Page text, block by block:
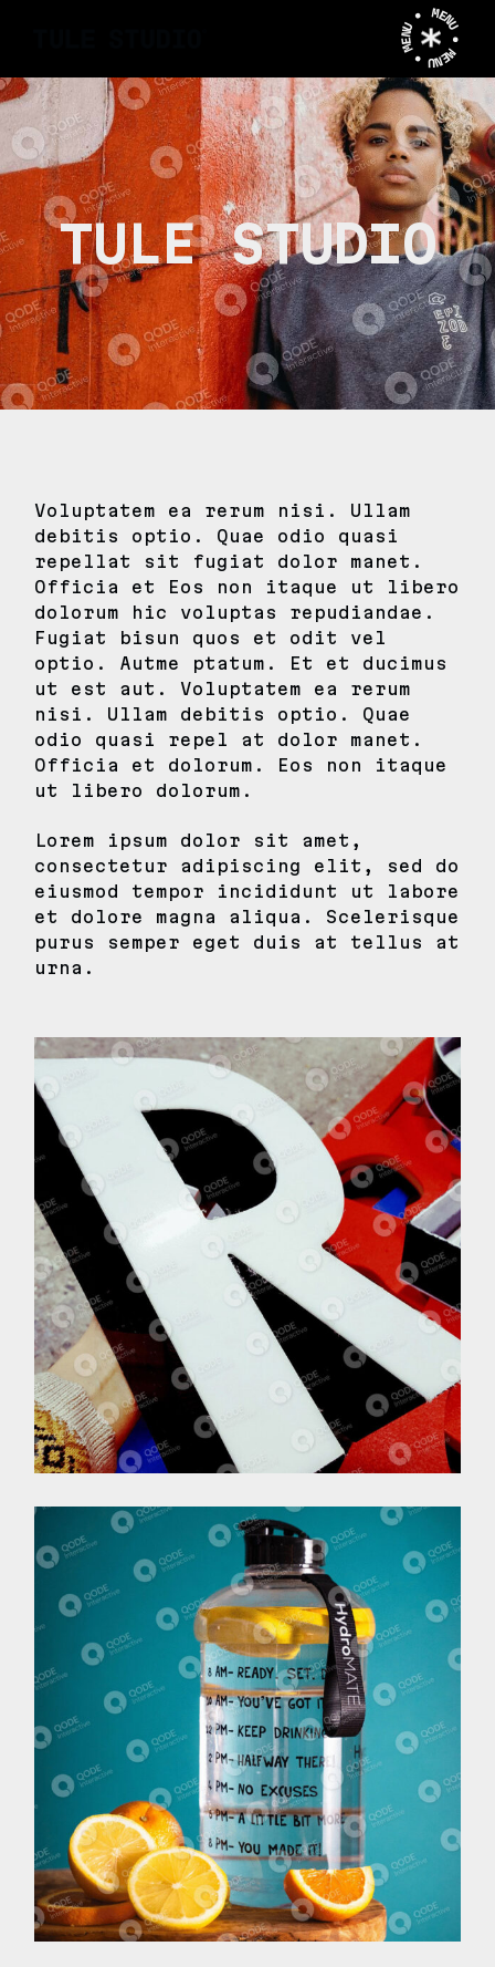
MENU • MENU • MENU •
TULE STUDIO
Voluptatem ea rerum nisi. Ullam
debitis optio. Quae odio quasi
repellat sit fugiat dolor manet.
Officia et Eos non itaque ut libero
dolorum hic voluptas repudiandae.
Fugiat bisun quos et odit vel
optio. Autme ptatum. Et et ducimus
ut est aut. Voluptatem ea rerum
nisi. Ullam debitis optio. Quae
odio quasi repel at dolor manet.
Officia et dolorum. Eos non itaque
ut libero dolorum.
Lorem ipsum dolor sit amet,
consectetur adipiscing elit, sed do
eiusmod tempor incididunt ut labore
et dolore magna aliqua. Scelerisque
purus semper eget duis at tellus at
urna.